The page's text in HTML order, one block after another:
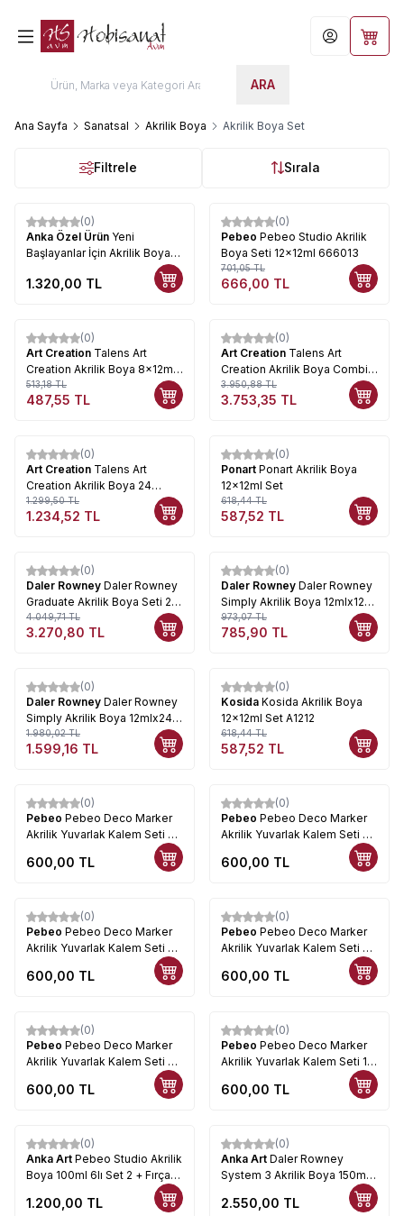
ARA
Hesabım
Ana Sayfa Sanatsal Akrilik Boya Akrilik Boya Set
Filtrele Sırala
(0)
Anka Özel Ürün Yeni
Başlayanlar İçin Akrilik Boya
1.320,00 TL
%5
(0)
Pebeo Pebeo Studio Akrilik
Boya Seti 12x12ml 666013
701,05TL
666,00 TL
%5
(0)
Art Creation Talens Art
Creation Akrilik Boya 8x12ml
Set
513,18TL
487,55 TL
%5
(0)
Art Creation Talens Art
Creation Akrilik Boya Combi
Set
3.950,88TL
3.753,35 TL
%5
(0)
Art Creation Talens Art
Creation Akrilik Boya 24
x12ml Set
1.299,50TL
1.234,52 TL
%5
(0)
Ponart Ponart Akrilik Boya
12x12ml Set
618,44TL
587,52 TL
%19
(0)
Daler Rowney Daler Rowney
Graduate Akrilik Boya Seti 24
Renk 123 900 024
4.049,71TL
3.270,80 TL
%19
(0)
Daler Rowney Daler Rowney
Simply Akrilik Boya 12mlx12
Set
973,07TL
785,90 TL
%19
(0)
Daler Rowney Daler Rowney
Simply Akrilik Boya 12mlx24
Set
1.980,02TL
1.599,16 TL
%5
(0)
Kosida Kosida Akrilik Boya
12x12ml Set A1212
618,44TL
587,52 TL
Yeni
(0)
Pebeo Pebeo Deco Marker
Akrilik Yuvarlak Kalem Seti 6
600,00 TL
Yeni
(0)
Pebeo Pebeo Deco Marker
Akrilik Yuvarlak Kalem Seti 5
600,00 TL
Yeni
(0)
Pebeo Pebeo Deco Marker
Akrilik Yuvarlak Kalem Seti 4
600,00 TL
Yeni
(0)
Pebeo Pebeo Deco Marker
Akrilik Yuvarlak Kalem Seti 3
600,00 TL
Yeni
(0)
Pebeo Pebeo Deco Marker
Akrilik Yuvarlak Kalem Seti 2
600,00 TL
Yeni
(0)
Pebeo Pebeo Deco Marker
Akrilik Yuvarlak Kalem Seti 1
600,00 TL
Yeni
(0)
Anka Art Pebeo Studio Akrilik
Boya 100ml 6lı Set 2 + Fırça
1.200,00 TL
Yeni
(0)
Anka Art Daler Rowney
System 3 Akrilik Boya 150ml
2.550,00 TL